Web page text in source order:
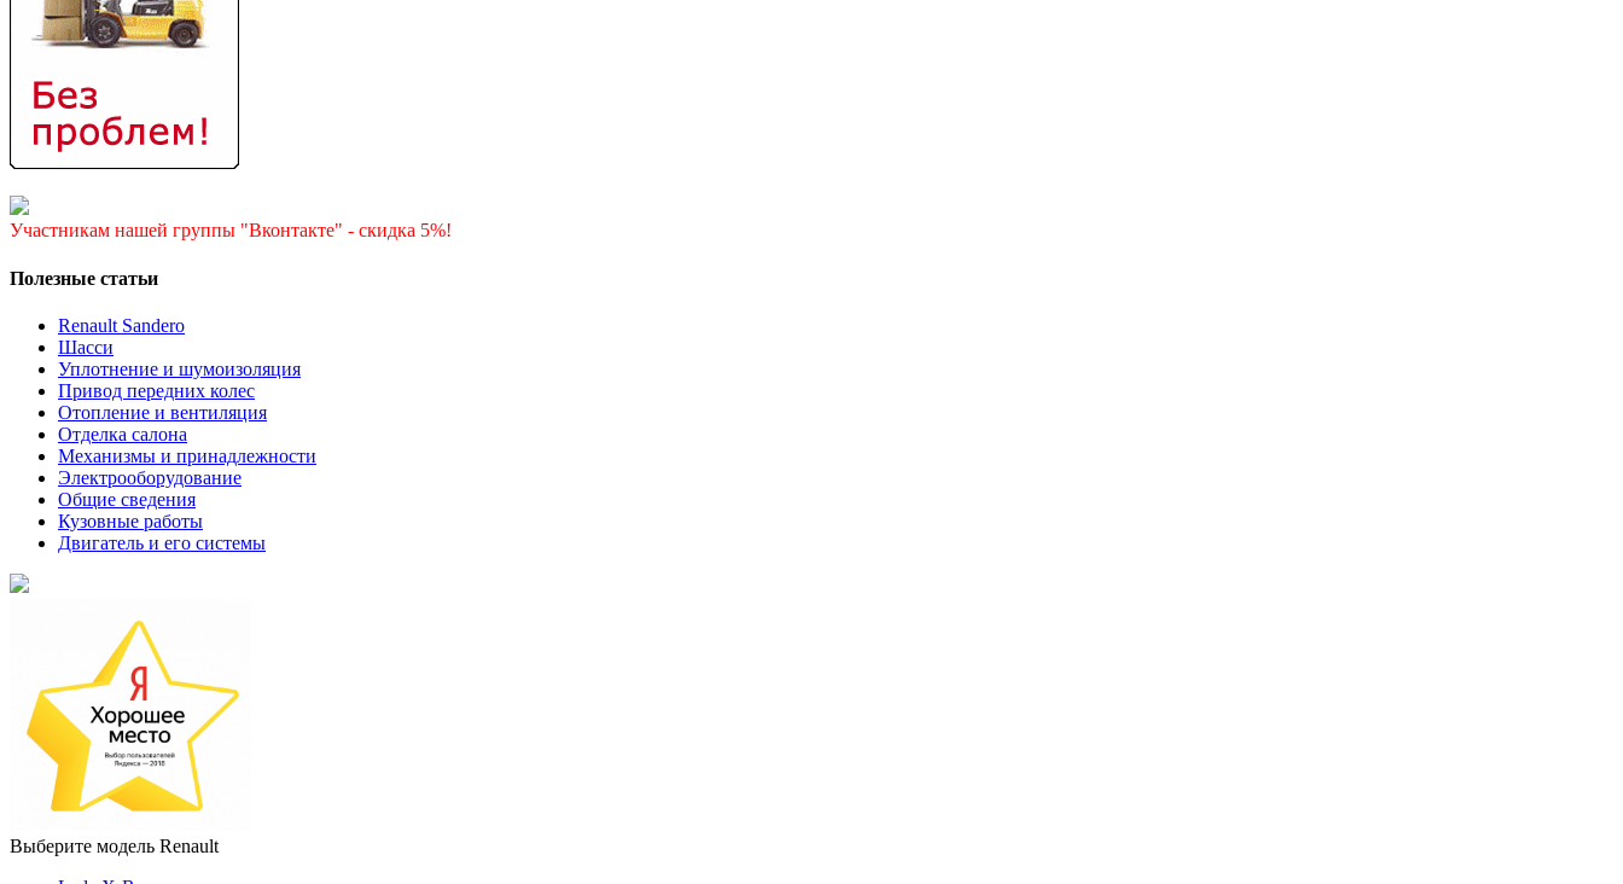
Участникам нашей группы "Вконтакте" - скидка 5%!
Полезные статьи
Renault Sandero
Шасси
Уплотнение и шумоизоляция
Привод передних колес
Отопление и вентиляция
Отделка салона
Механизмы и принадлежности
Электрооборудование
Общие сведения
Кузовные работы
Двигатель и его системы
Выберите модель Renault